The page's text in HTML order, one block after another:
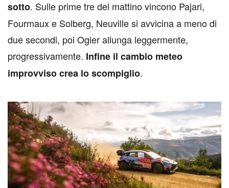
sotto. Sulle prime tre del mattino vincono Pajari,
Fourmaux e Solberg, Neuville si avvicina a meno di
due secondi, poi Ogier allunga leggermente,
progressivamente. Infine il cambio meteo
improvviso crea lo scompiglio.